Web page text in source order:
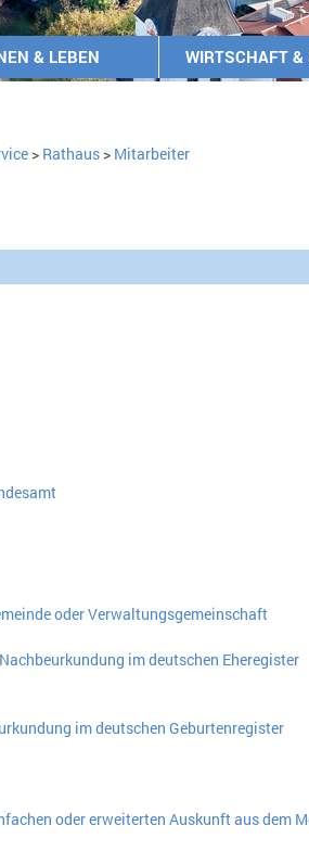
& LEBEN WIRTSCHAFT &
> Rathaus> Mitarbeiter
oder Verwaltungsgemeinschaft
im deutschen Eheregister
im deutschen Geburtenregister
oder erweiterten Auskunft aus dem